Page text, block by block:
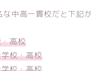
中高一貫校だと下記
高校
校・高校